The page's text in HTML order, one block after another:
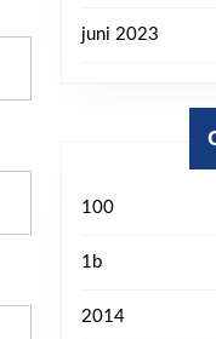
juni 2023
100
1b
2014